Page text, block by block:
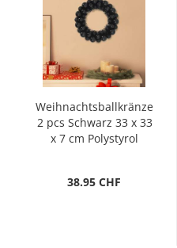
Weihnachtsballkränze
2 pcs Schwarz 33 x 33
x 7 cm Polystyrol
38.95 CHF